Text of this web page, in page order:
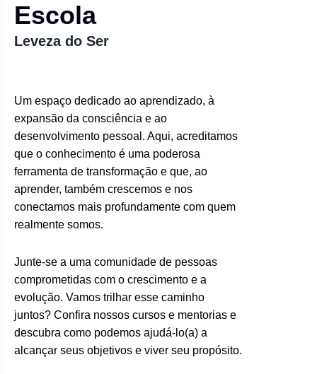
Escola
Leveza do Ser
Um espaço dedicado ao aprendizado, à
expansão da consciência e ao
desenvolvimento pessoal. Aqui, acreditamos
que o conhecimento é uma poderosa
ferramenta de transformação e que, ao
aprender, também crescemos e nos
conectamos mais profundamente com quem
realmente somos.
Junte-se a uma comunidade de pessoas
comprometidas com o crescimento e a
evolução. Vamos trilhar esse caminho
juntos? Confira nossos cursos e mentorias e
descubra como podemos ajudá-lo(a) a
alcançar seus objetivos e viver seu propósito.